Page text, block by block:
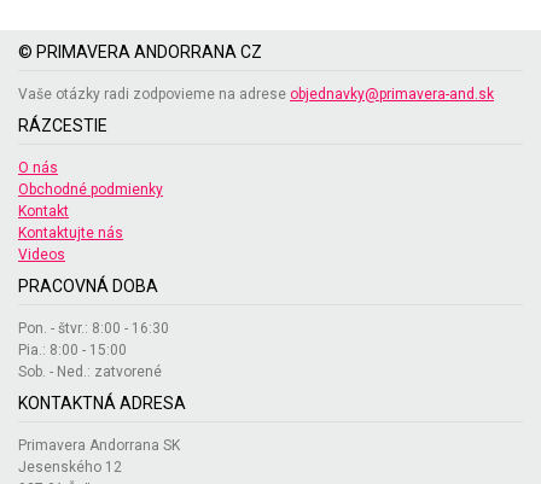
© PRIMAVERA ANDORRANA CZ
Vaše otázky radi zodpovieme na adrese objednavky@primavera-and.sk
RÁZCESTIE
O nás
Obchodné podmienky
Kontakt
Kontaktujte nás
Videos
PRACOVNÁ DOBA
Pon. - štvr.: 8:00 - 16:30
Pia.: 8:00 - 15:00
Sob. - Ned.: zatvorené
KONTAKTNÁ ADRESA
Primavera Andorrana SK
Jesenského 12